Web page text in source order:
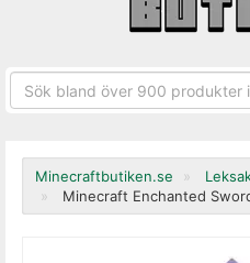
Minecraftbutiken.se
Minecraft Enchanted